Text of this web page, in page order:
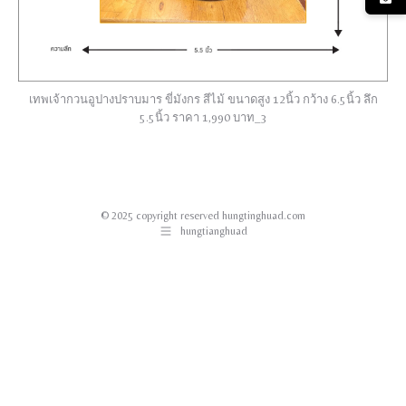
เทพเจ้ากวนอูปางปราบมาร ขี่มังกร สีไม้ ขนาดสูง 12นิ้ว กว้าง 6.5นิ้ว ลึก
5.5นิ้ว ราคา 1,990 บาท_3
© 2025 copyright reserved hungtinghuad.com
hungtianghuad